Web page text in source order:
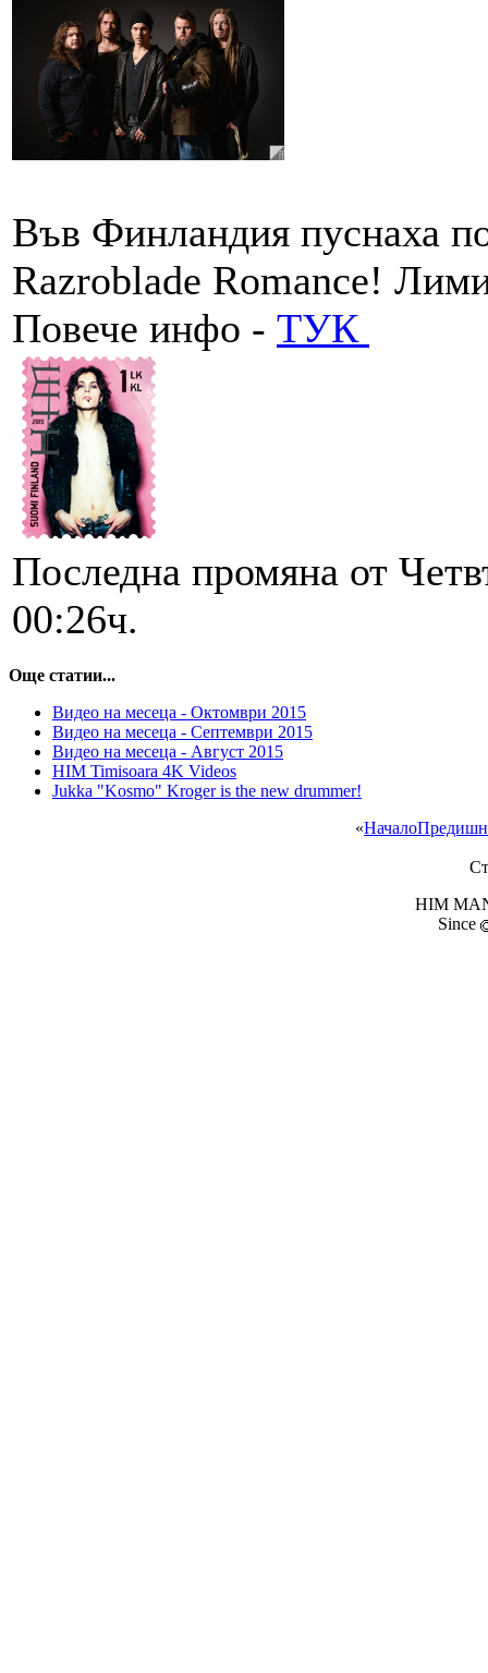
Във Финландия пуснаха
Razroblade Romance!
Повече инфо - ТУК
Последна промяна от
00:26ч.
Още статии...
Видео на месеца - Октомври 2015
Видео на месеца - Септември 2015
Видео на месеца - Август 2015
HIM Timisoara 4K Videos
Jukka "Kosmo" Kroger is the new drummer!
«Начало
HIM
Since